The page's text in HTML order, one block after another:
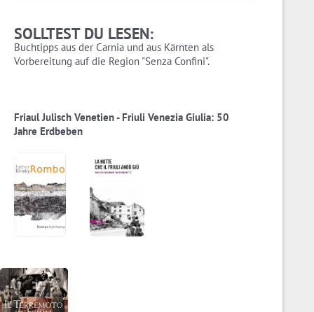
SOLLTEST DU LESEN:
Buchtipps aus der Carnia und aus Kärnten als
Vorbereitung auf die Region "Senza Confini".
Friaul Julisch Venetien - Friuli Venezia Giulia: 50
Jahre Erdbeben